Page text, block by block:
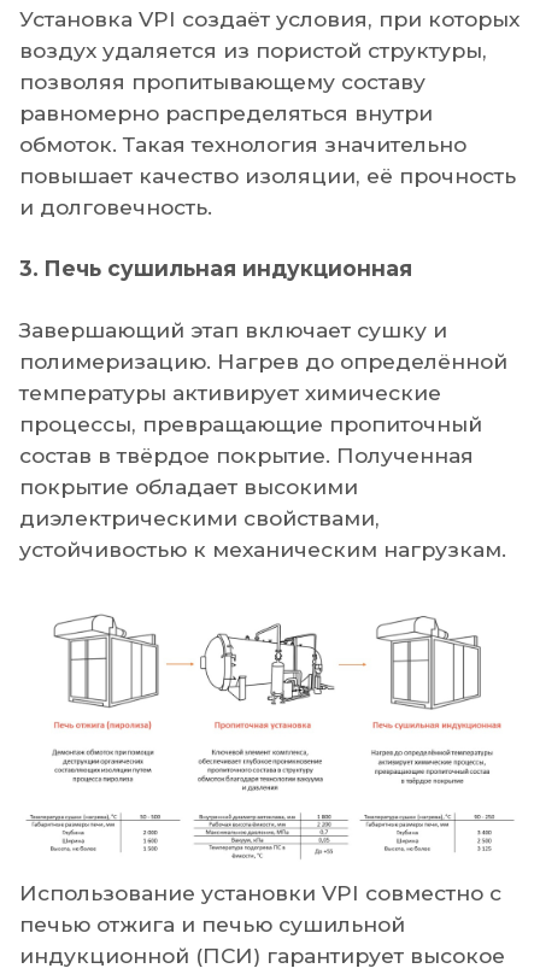
Установка VPI создаёт условия, при которых
воздух удаляется из пористой структуры,
позволяя пропитывающему составу
равномерно распределяться внутри
обмоток. Такая технология значительно
повышает качество изоляции, её прочность
и долговечность.
3. Печь сушильная индукционная
Завершающий этап включает сушку и
полимеризацию. Нагрев до определённой
температуры активирует химические
процессы, превращающие пропиточный
состав в твёрдое покрытие. Полученная
покрытие обладает высокими
диэлектрическими свойствами,
устойчивостью к механическим нагрузкам.
Использование установки VPI совместно с
печью отжига и печью сушильной
индукционной (ПСИ) гарантирует высокое